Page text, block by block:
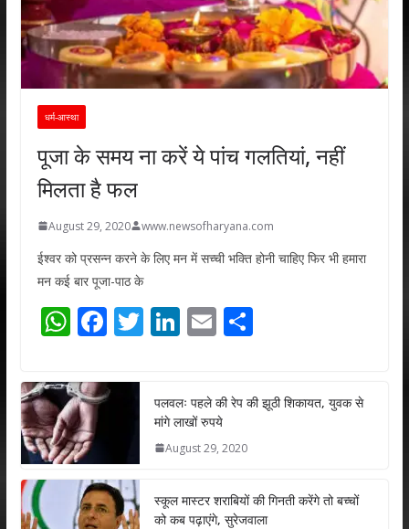
धर्म-आस्था
पूजा के समय ना करें ये पांच गलतियां, नहीं
मिलता है फल
August 29, 2020 www.newsofharyana.com
ईश्वर को प्रसन्न करने के लिए मन में सच्ची भक्ति होनी चाहिए फिर भी हमारा
मन कई बार पूजा-पाठ के
W
at
s
A
p
p
F
e
b
o
k
T
er
Li
e
dI
n
E
l
S
e
पलवलः पहले की रेप की झूठी शिकायत, युवक से
मांगे लाखों रुपये
August 29, 2020
स्कूल मास्टर शराबियों की गिनती करेंगे तो बच्चों
को कब पढ़ाएंगे, सुरेजवाला